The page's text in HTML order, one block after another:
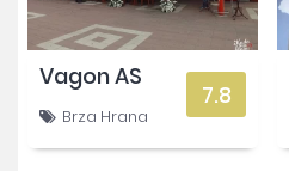
Vagon AS
Brza Hrana
7.8